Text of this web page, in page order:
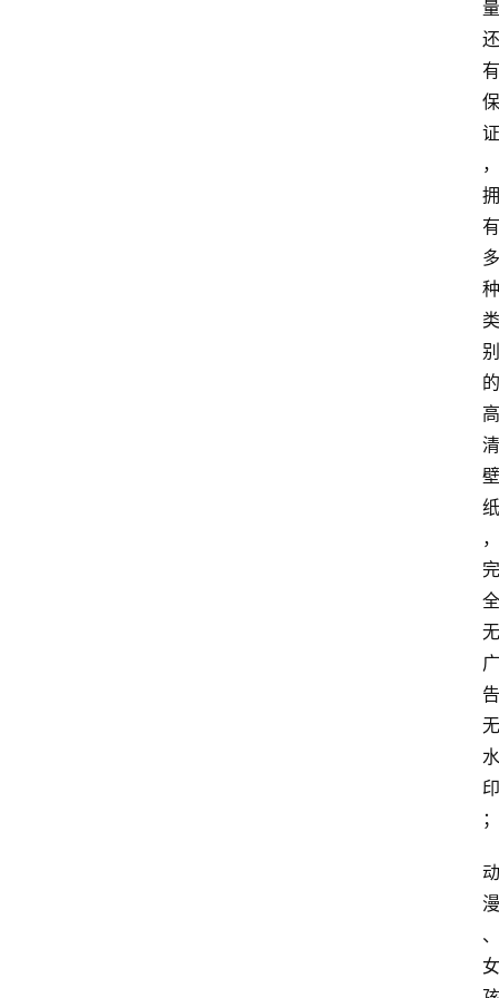
量
还
有
保
证
，
拥
有
多
种
类
别
的
高
清
壁
纸
，
完
全
无
广
告
无
水
印
；
动
漫
、
女